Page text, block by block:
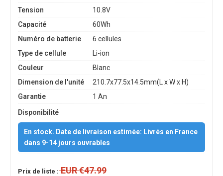
Tension
10.8V
Capacité
60Wh
Numéro de batterie
6 cellules
Type de cellule
Li-ion
Couleur
Blanc
Dimension de l'unité
210.7x77.5x14.5mm(L x W x H)
Garantie
1 An
Disponibilité
En stock. Date de livraison estimée: Livrés en France
dans 9-14 jours ouvrables
Prix de liste :EUR €47.99